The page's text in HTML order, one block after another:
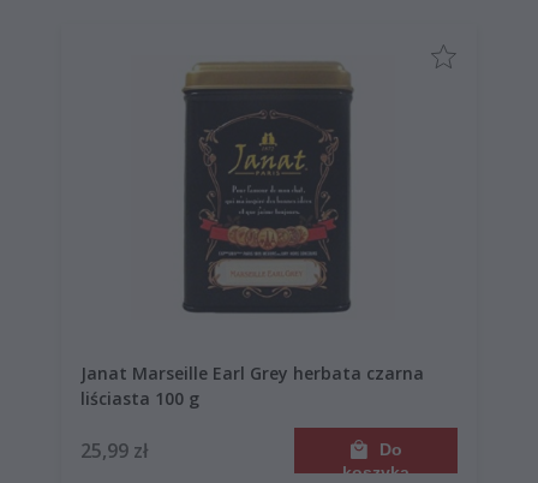
Janat Marseille Earl Grey herbata czarna
liściasta 100 g
25,99 zł
Do
koszyka